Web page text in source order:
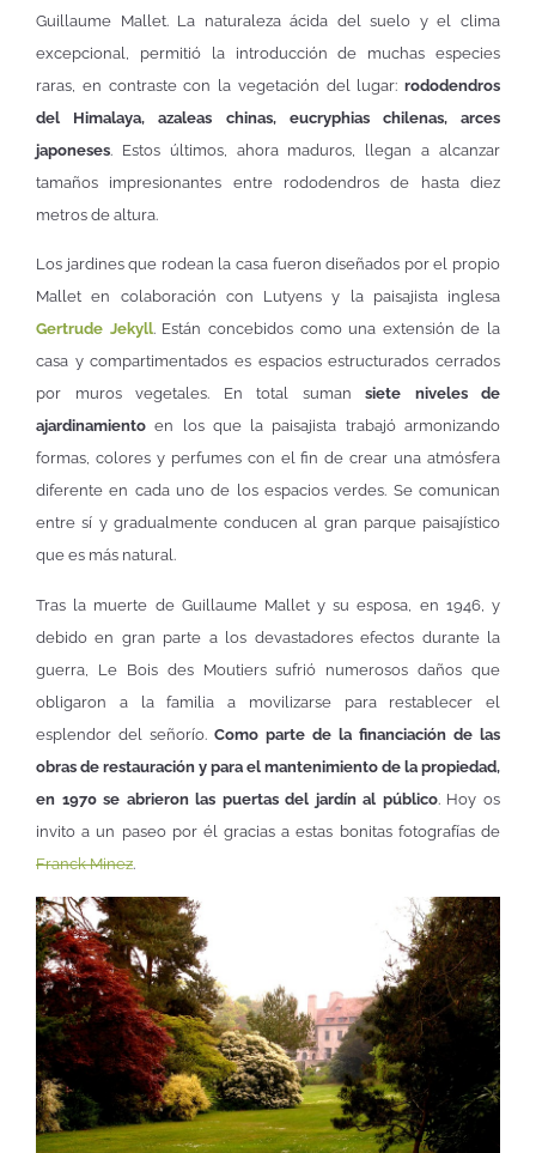
Guillaume Mallet. La naturaleza ácida del suelo y el clima
excepcional, permitió la introducción de muchas especies
raras, en contraste con la vegetación del lugar: rododendros
del Himalaya, azaleas chinas, eucryphias chilenas, arces
japoneses. Estos últimos, ahora maduros, llegan a alcanzar
tamaños impresionantes entre rododendros de hasta diez
metros de altura.
Los jardines que rodean la casa fueron diseñados por el propio
Mallet en colaboración con Lutyens y la paisajista inglesa
Gertrude Jekyll. Están concebidos como una extensión de la
casa y compartimentados es espacios estructurados cerrados
por muros vegetales. En total suman siete niveles de
ajardinamiento en los que la paisajista trabajó armonizando
formas, colores y perfumes con el fin de crear una atmósfera
diferente en cada uno de los espacios verdes. Se comunican
entre sí y gradualmente conducen al gran parque paisajístico
que es más natural.
Tras la muerte de Guillaume Mallet y su esposa, en 1946, y
debido en gran parte a los devastadores efectos durante la
guerra, Le Bois des Moutiers sufrió numerosos daños que
obligaron a la familia a movilizarse para restablecer el
esplendor del señorío. Como parte de la financiación de las
obras de restauración y para el mantenimiento de la propiedad,
en 1970 se abrieron las puertas del jardín al público. Hoy os
invito a un paseo por él gracias a estas bonitas fotografías de
Franck Minez.